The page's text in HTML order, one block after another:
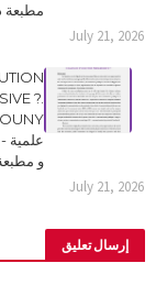
مطبعة
July 21, 2026
?.
علمية
و
July 21, 2026
إرسال تعليق